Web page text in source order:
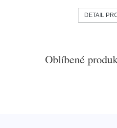
DETAIL
Oblíbené